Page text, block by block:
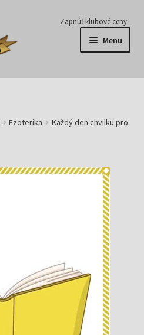
Preskočiť
navigáciu
Preskočiť
obsah
Zapnúť klubové ceny
Menu
Ezoterika
Každý den chvilku pro